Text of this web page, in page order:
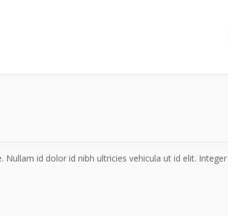
id dolor id nibh ultricies vehicula ut id elit.